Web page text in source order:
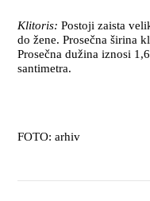
Klitoris: Postoji zaista
do žene. Prosečna širina
Prosečna dužina iznosi
santimetra.
FOTO: arhiv